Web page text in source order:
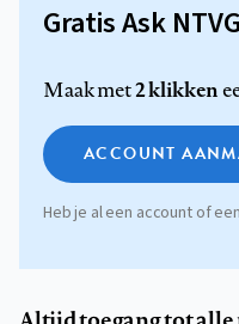
Gratis Ask
Maak met2 klikken
ACCOUNT
Heb je al een account of